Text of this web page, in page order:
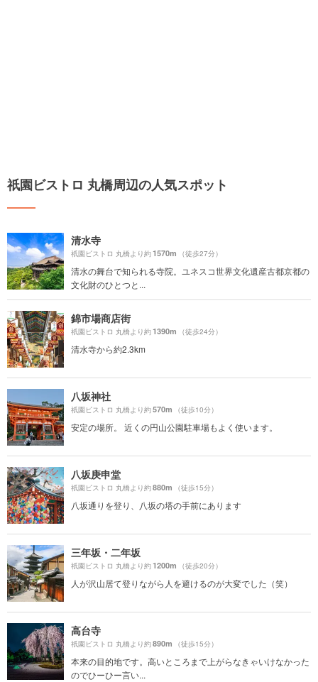
祇園ビストロ 丸橋周辺の人気スポット
清水寺
祇園ビストロ 丸橋より約1570m （徒歩27分）
清水の舞台で知られる寺院。ユネスコ世界文化遺産古都京都の
文化財のひとつと...
錦市場商店街
祇園ビストロ 丸橋より約1390m （徒歩24分）
清水寺から約2.3km
八坂神社
祇園ビストロ 丸橋より約570m （徒歩10分）
安定の場所。 近くの円山公園駐車場もよく使います。
八坂庚申堂
祇園ビストロ 丸橋より約880m （徒歩15分）
八坂通りを登り、八坂の塔の手前にあります
三年坂・二年坂
祇園ビストロ 丸橋より約1200m （徒歩20分）
人が沢山居て登りながら人を避けるのが大変でした（笑）
高台寺
祇園ビストロ 丸橋より約890m （徒歩15分）
本来の目的地です。高いところまで上がらなきゃいけなかった
のでひーひー言い...